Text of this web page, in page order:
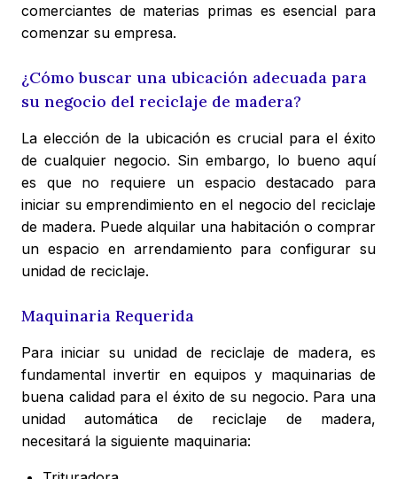
comerciantes de materias primas es esencial para
comenzar su empresa.
¿Cómo buscar una ubicación adecuada para
su negocio del reciclaje de madera?
La elección de la ubicación es crucial para el éxito
de cualquier negocio. Sin embargo, lo bueno aquí
es que no requiere un espacio destacado para
iniciar su emprendimiento en el negocio del reciclaje
de madera. Puede alquilar una habitación o comprar
un espacio en arrendamiento para configurar su
unidad de reciclaje.
Maquinaria Requerida
Para iniciar su unidad de reciclaje de madera, es
fundamental invertir en equipos y maquinarias de
buena calidad para el éxito de su negocio. Para una
unidad automática de reciclaje de madera,
necesitará la siguiente maquinaria: